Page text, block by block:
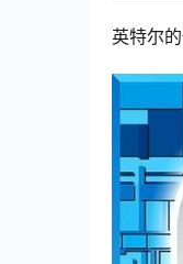
英特尔